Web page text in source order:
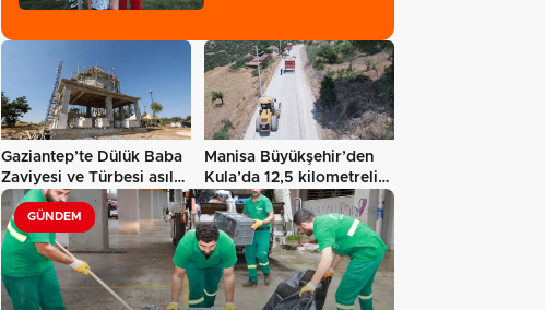
Gaziantep’te Dülük Baba
Zaviyesi ve Türbesi asıl
yerinde…
Manisa Büyükşehir’den
Kula’da 12,5 kilometrelik
yol…
GÜNDEM